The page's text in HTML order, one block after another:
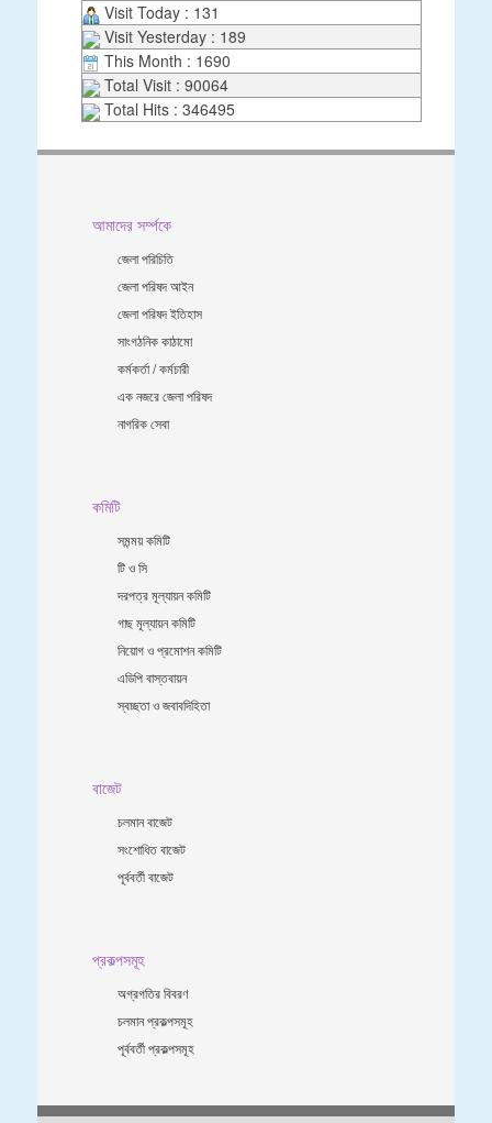
Visit Today : 131
Visit Yesterday : 189
This Month : 1690
Total Visit : 90064
Total Hits : 346495
আমাদের সর্ম্পকে
জেলা পরিচিতি
জেলা পরিষদ আইন
জেলা পরিষদ ইতিহাস
সাংগঠনিক কাঠামো
কর্মকর্তা / কর্মচারী
এক নজরে জেলা পরিষদ
নাগরিক সেবা
কমিটি
সমন্ময় কমিটি
টি ও সি
দরপত্র মূল্যায়ন কমিটি
গাছ মূল্যায়ন কমিটি
নিয়োগ ও প্রমোশন কমিটি
এডিপি বাস্তবায়ন
স্বচ্ছতা ও জবাবদিহিতা
বাজেট
চলমান বাজেট
সংশোধিত বাজেট
পূর্ববর্তী বাজেট
প্রকল্পসমূহ
অগ্রগতির বিবরণ
চলমান প্রকল্পসমূহ
পূর্ববর্তী প্রকল্পসমূহ